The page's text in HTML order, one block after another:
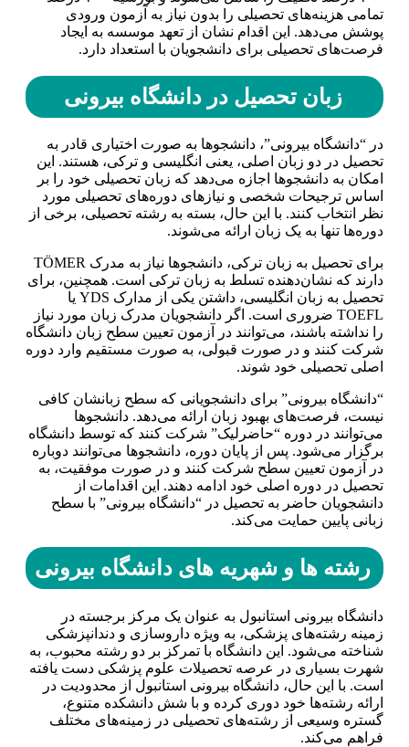
تمامی هزینه‌های تحصیلی را بدون نیاز به آزمون ورودی
پوشش می‌دهد. این اقدام نشان از تعهد موسسه به ایجاد
فرصت‌های تحصیلی برای دانشجویان با استعداد دارد.
زبان تحصیل در دانشگاه بیرونی
در “دانشگاه بیرونی”، دانشجوها به صورت اختیاری قادر به
تحصیل در دو زبان اصلی، یعنی انگلیسی و ترکی، هستند. این
امکان به دانشجوها اجازه می‌دهد که زبان تحصیلی خود را بر
اساس ترجیحات شخصی و نیازهای دوره‌های تحصیلی مورد
نظر انتخاب کنند. با این حال، بسته به رشته تحصیلی، برخی از
دوره‌ها تنها به یک زبان ارائه می‌شوند.
برای تحصیل به زبان ترکی، دانشجوها نیاز به مدرک TÖMER
دارند که نشان‌دهنده تسلط به زبان ترکی است. همچنین، برای
تحصیل به زبان انگلیسی، داشتن یکی از مدارک YDS یا
TOEFL ضروری است. اگر دانشجویان مدرک زبان مورد نیاز
را نداشته باشند، می‌توانند در آزمون تعیین سطح زبان دانشگاه
شرکت کنند و در صورت قبولی، به صورت مستقیم وارد دوره
اصلی تحصیلی خود شوند.
“دانشگاه بیرونی” برای دانشجویانی که سطح زبانشان کافی
نیست، فرصت‌های بهبود زبان ارائه می‌دهد. دانشجوها
می‌توانند در دوره “حاضرلیک” شرکت کنند که توسط دانشگاه
برگزار می‌شود. پس از پایان دوره، دانشجوها می‌توانند دوباره
در آزمون تعیین سطح شرکت کنند و در صورت موفقیت، به
تحصیل در دوره اصلی خود ادامه دهند. این اقدامات از
دانشجویان حاضر به تحصیل در “دانشگاه بیرونی” با سطح
زبانی پایین حمایت می‌کند.
رشته ها و شهریه های دانشگاه بیرونی
دانشگاه بیرونی استانبول به عنوان یک مرکز برجسته در
زمینه رشته‌های پزشکی، به ویژه داروسازی و دندانپزشکی
شناخته می‌شود. این دانشگاه با تمرکز بر دو رشته محبوب، به
شهرت بسیاری در عرصه تحصیلات علوم پزشکی دست یافته
است. با این حال، دانشگاه بیرونی استانبول از محدودیت در
ارائه رشته‌ها خود دوری کرده و با شش دانشکده متنوع،
گستره وسیعی از رشته‌های تحصیلی در زمینه‌های مختلف
فراهم می‌کند.